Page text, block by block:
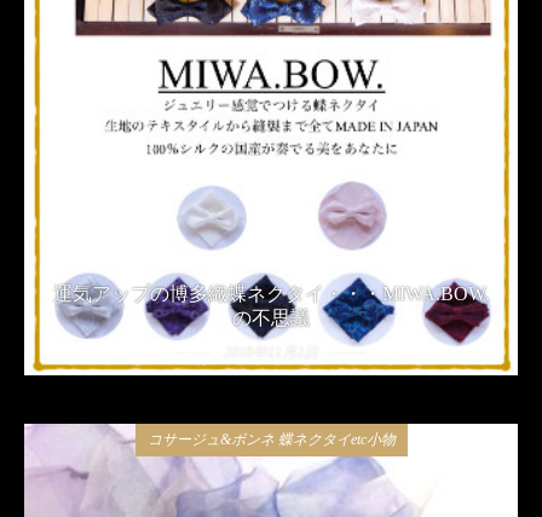
運気アップの博多織蝶ネクタイ・・・MIWA.BOW.
の不思議
コサージュ&ボンネ 蝶ネクタイetc小物